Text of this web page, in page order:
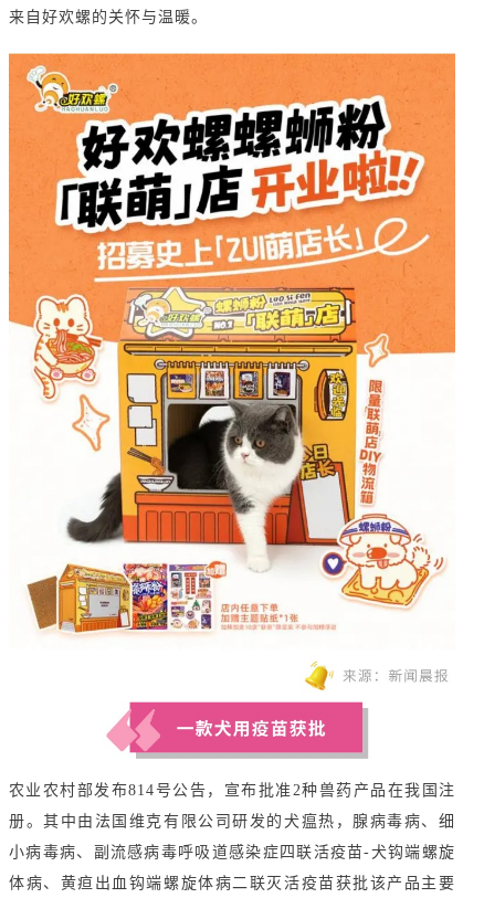
来自好欢螺的关怀与温暖。
农业农村部发布814号公告，宣布批准2种兽药产品在我国注
册。其中由法国维克有限公司研发的犬瘟热，腺病毒病、细
小病毒病、副流感病毒呼吸道感染症四联活疫苗-犬钩端螺旋
体病、黄疸出血钩端螺旋体病二联灭活疫苗获批该产品主要